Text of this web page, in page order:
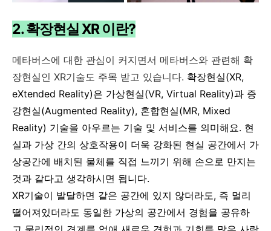
2. 확장현실 XR 이란?
메타버스에 대한 관심이 커지면서 메타버스와 관련해 확
장현실인 XR기술도 주목 받고 있습니다. 확장현실(XR,
eXtended Reality)은 가상현실(VR, Virtual Reality)과 증
강현실(Augmented Reality), 혼합현실(MR, Mixed
Reality) 기술을 아우르는 기술 및 서비스를 의미해요. 현
실과 가상 간의 상호작용이 더욱 강화된 현실 공간에서 가
상공간에 배치된 물체를 직접 느끼기 위해 손으로 만지는
것과 같다고 생각하시면 됩니다.
XR기술이 발달하면 같은 공간에 있지 않더라도, 즉 멀리
떨어져있더라도 동일한 가상의 공간에서 경험을 공유하